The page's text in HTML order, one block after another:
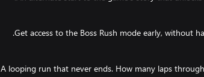
A looping run that never ends. How many laps